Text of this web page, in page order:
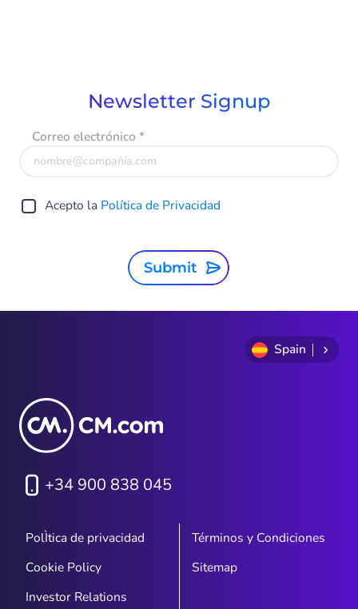
Newsletter Signup
Correo electrónico *
Acepto la Política de Privacidad
Submit
Spain
+34 900 838 045
PolÌtica de privacidad
Términos y Condiciones
Cookie Policy
Sitemap
Investor Relations